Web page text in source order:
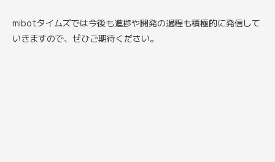
mibotタイムズでは今後も進捗や開発の過程も積極的に発信して
いきますので、ぜひご期待ください。